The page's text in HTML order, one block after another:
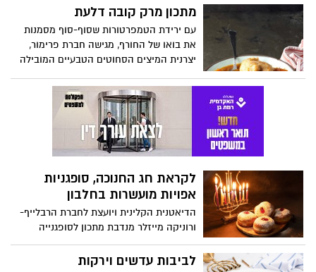
התוצאה היא לביבה רכה, צבעונית ומזמינה,
שמביאה איתה טעם של בית עם טוויסט חגיגי
ומודרני. המתכון קל להכנה ומושלם לאירוח,
למשפחה ולכל אוהבי החג. באדיבות חברת
אחווה
מתכון מרק קובה דלעת
עם ירידת הטמפרטורות שסוף-סוף מסמנות
את בואו של החורף, מגישה חברת פרימור,
יצרנית המיצים הסחוטים הטבעיים המובילה
בטעמים: מרק קובה דלעת. כיסונים רכים
מבצק סולת ממולאים בבשר מתובל בשילוב
מרק כתום, סמיך ועשיר המבוסס על דלעת,
ירקות ותיבול עדין. החיבור בין המתיקות
הטבעית של הדלעת, העדינות של המרק
בניחוחות חורפיים וטעמים עמוקים. זה הזמן
להתכנס בבית וליהנות מאווירה מושלמת
לארוחה משפחתית. בתיאבון!
לקראת חג החנוכה, סופגניות
אפויות מועשרות בחלבון
הדיאטנית הקלינית ויועצת לחברת הרבלייף-
ורוניקה מייזלר מנדבת מתכון לסופגנייה
מועשרת בחלבון, שמוכיחה שאפשר לחגוג
מתוק בלי לוותר על איזון. עם מרקם אוורירי,
לביבות עדשים וירקות